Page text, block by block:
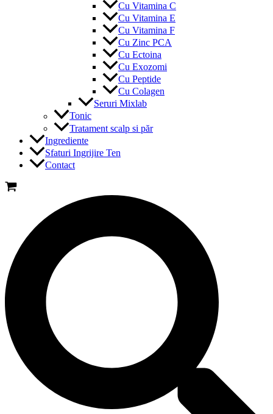
Cu Vitamina C
Cu Vitamina E
Cu Vitamina F
Cu Zinc PCA
Cu Ectoina
Cu Exozomi
Cu Peptide
Cu Colagen
Seruri Mixlab
Tonic
Tratament scalp si păr
Ingrediente
Sfaturi Ingrijire Ten
Contact